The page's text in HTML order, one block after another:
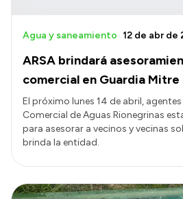
ARSA brindará
comercial en Guardia Mitre
Agua y saneamiento 12 de abr de
El próximo lunes 14 de abril,
Comercial de Aguas Rionegrinas
para asesorar a vecinos y vecinas
brinda la entidad.